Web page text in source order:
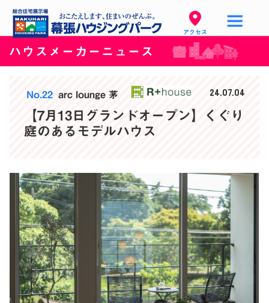
アクセス
ハウスメーカーニュース
No.22 arc lounge 茅 24.07.04
【7月13日グランドオープン】くぐり
庭のあるモデルハウス